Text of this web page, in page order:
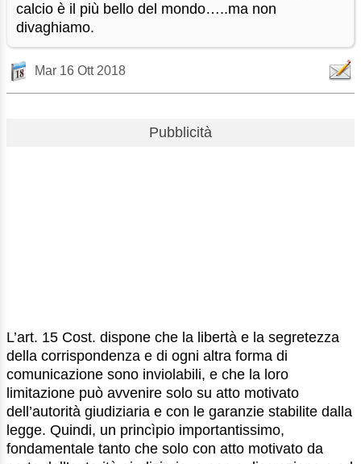
calcio è il più bello del mondo…..ma non
divaghiamo.
Mar 16 Ott 2018
Pubblicità
L’art. 15 Cost. dispone che la libertà e la segretezza
della corrispondenza e di ogni altra forma di
comunicazione sono inviolabili, e che la loro
limitazione può avvenire solo su atto motivato
dell’autorità giudiziaria e con le garanzie stabilite dalla
legge. Quindi, un princìpio importantissimo,
fondamentale tanto che solo con atto motivato da